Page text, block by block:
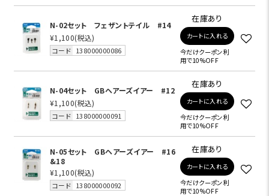
N-02セット フェザントテイル #14
¥1,100(税込)
コード 138000000086
在庫あり
カートに入れる
今だけクーポン利
用で10%OFF
N-04セット GBヘアーズイアー #12
¥1,100(税込)
コード 138000000091
在庫あり
カートに入れる
今だけクーポン利
用で10%OFF
N-05セット GBヘアーズイアー #16
&18
¥1,100(税込)
コード 138000000092
在庫あり
カートに入れる
今だけクーポン利
用で10%OFF